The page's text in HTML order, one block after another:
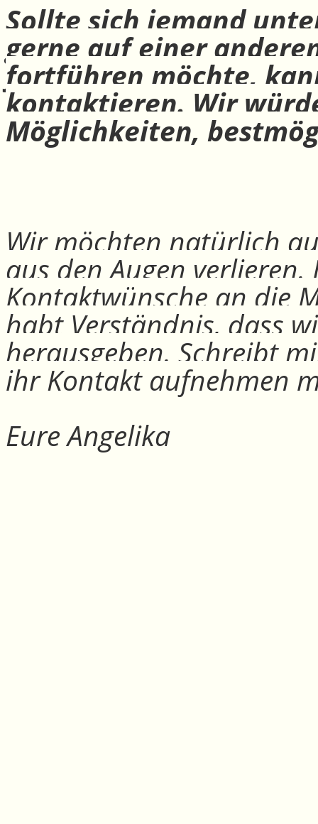
Sollte sich jemand
gerne auf einer
fortführen möchte,
kontaktieren. Wir
Möglichkeiten,
Wir möchten natürlich
aus den Augen
Kontaktwünsche an die
habt Verständnis, dass
herausgeben. Schreibt
ihr Kontakt aufnehmen
Eure Angelika